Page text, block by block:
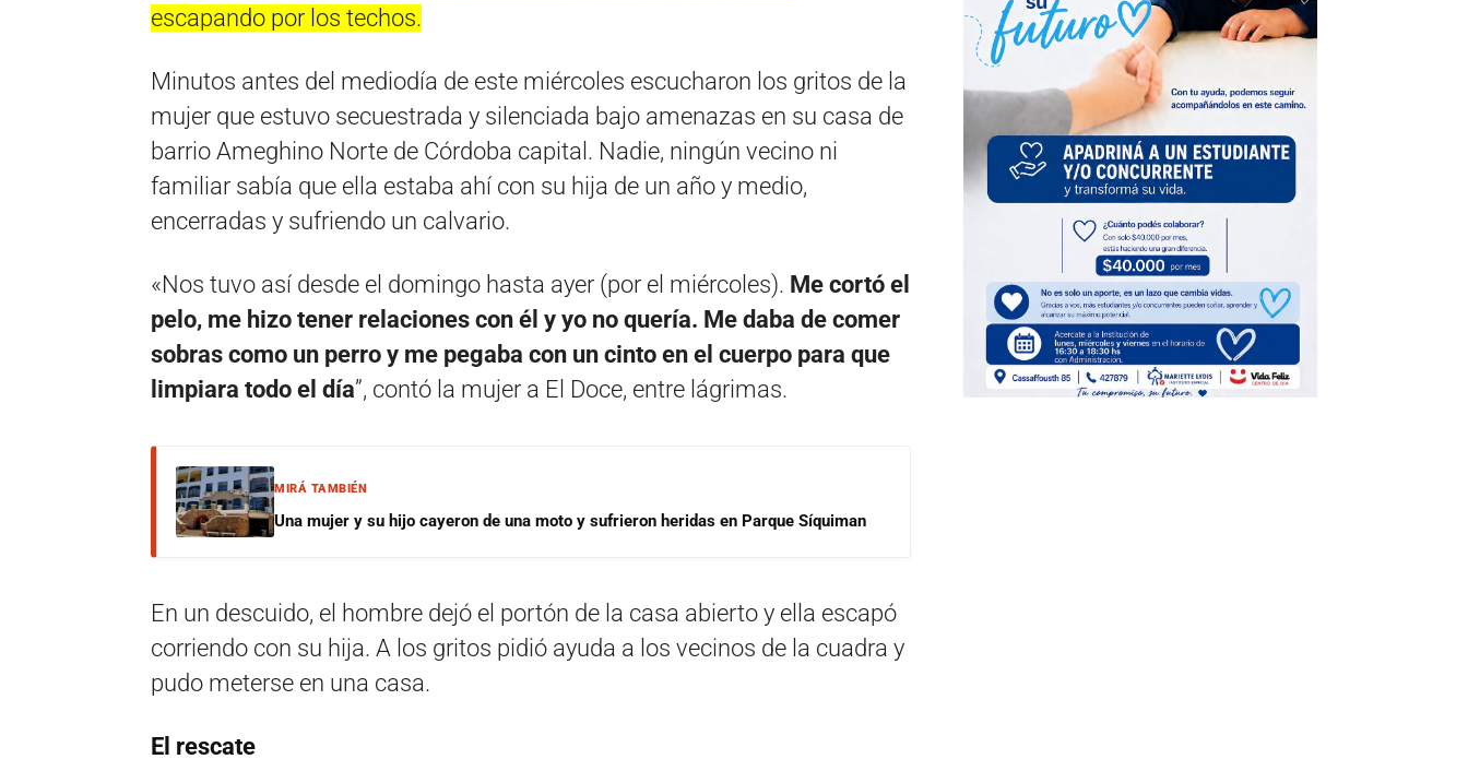
escapando por los techos.
Minutos antes del mediodía de este miércoles escucharon los gritos de la
mujer que estuvo secuestrada y silenciada bajo amenazas en su casa de
barrio Ameghino Norte de Córdoba capital. Nadie, ningún vecino ni
familiar sabía que ella estaba ahí con su hija de un año y medio,
encerradas y sufriendo un calvario.
«Nos tuvo así desde el domingo hasta ayer (por el miércoles). Me cortó el
pelo, me hizo tener relaciones con él y yo no quería. Me daba de comer
sobras como un perro y me pegaba con un cinto en el cuerpo para que
limpiara todo el día”, contó la mujer a El Doce, entre lágrimas.
MIRÁ TAMBIÉN
Una mujer y su hijo cayeron de una moto y sufrieron heridas en Parque Síquiman
En un descuido, el hombre dejó el portón de la casa abierto y ella escapó
corriendo con su hija. A los gritos pidió ayuda a los vecinos de la cuadra y
pudo meterse en una casa.
El rescate